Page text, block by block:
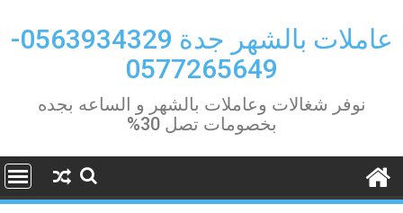
content
عاملات بالشهر جدة 0563934329-
0577265649
نوفر شغالات وعاملات بالشهر و الساعه بجده
بخصومات تصل 30%